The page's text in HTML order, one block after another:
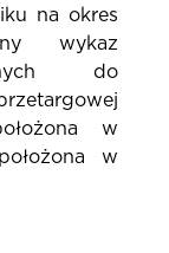
na okres
wykaz
do
w
w